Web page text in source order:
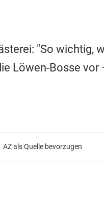
"So wichtig,
Löwen-Bosse vor
AZ als Quelle bevorzugen